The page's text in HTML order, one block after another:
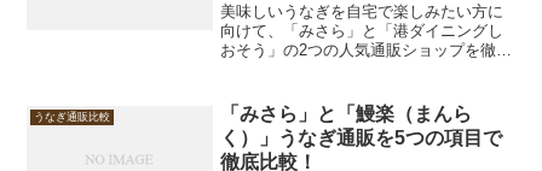
美味しいうなぎを自宅で楽しみたい方に
向けて、「みさら」と「港ダイニングし
おそう」の2つの人気通販ショップを徹底
あります。今回は「味・品質」「ボリュ
ーム」「価格」「バリエ...
うなぎ通販比較
「みさら」と「鰻楽（まんら
く）」うなぎ通販を5つの項目で
徹底比較！